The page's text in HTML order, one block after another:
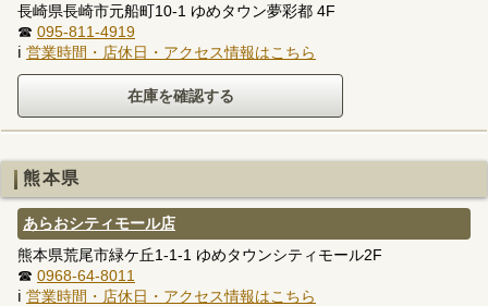
長崎県長崎市元船町10-1 ゆめタウン夢彩都 4F
☎ 095-811-4919
ℹ 営業時間・店休日・アクセス情報はこちら
熊本県
あらおシティモール店
熊本県荒尾市緑ケ丘1-1-1 ゆめタウンシティモール2F
☎ 0968-64-8011
ℹ 営業時間・店休日・アクセス情報はこちら